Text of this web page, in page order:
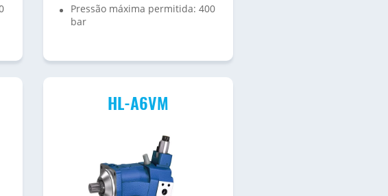
Pressão máxima permitida: 400
bar
HL-A6VM